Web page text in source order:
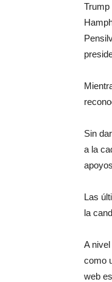
Trump
Sin
a la
Las
la
A
como
web